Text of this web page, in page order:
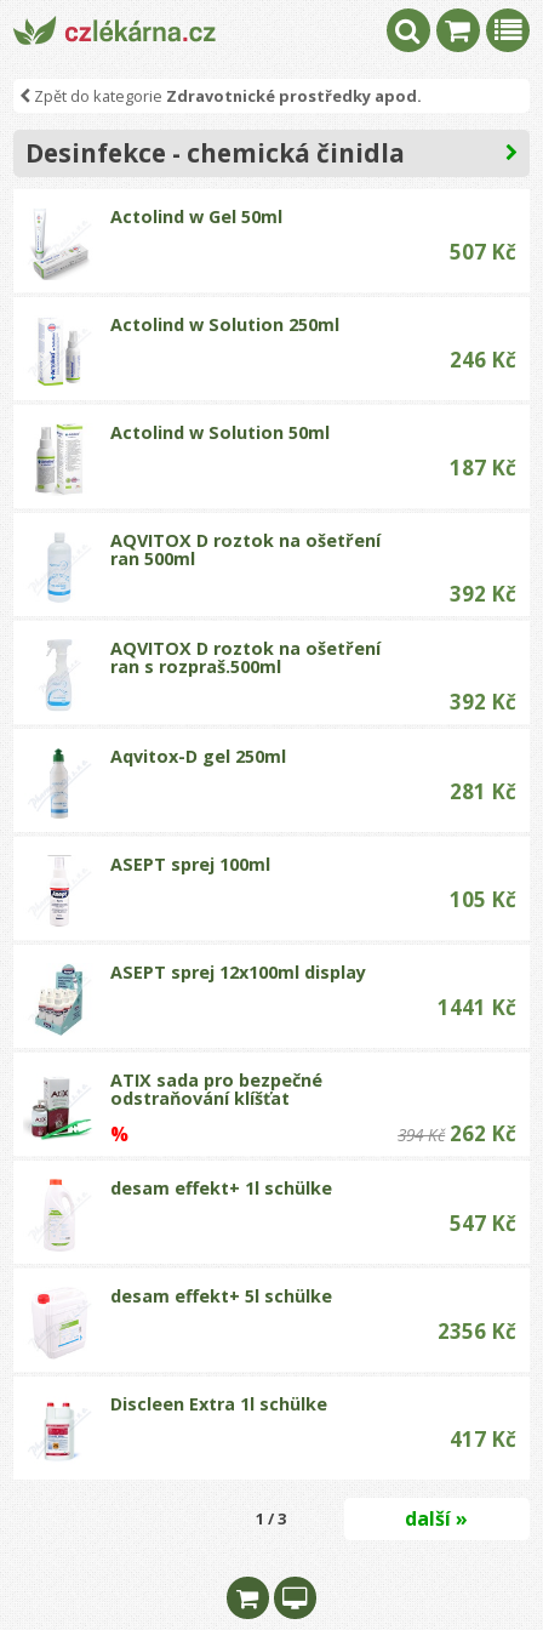
Zpět do kategorie Zdravotnické prostředky apod.
Desinfekce - chemická činidla
Actolind w Gel 50ml
507 Kč
Actolind w Solution 250ml
246 Kč
Actolind w Solution 50ml
187 Kč
AQVITOX D roztok na ošetření
ran 500ml
392 Kč
AQVITOX D roztok na ošetření
ran s rozpraš.500ml
392 Kč
Aqvitox-D gel 250ml
281 Kč
ASEPT sprej 100ml
105 Kč
ASEPT sprej 12x100ml display
1441 Kč
ATIX sada pro bezpečné
odstraňování klíšťat
% 394 Kč262 Kč
desam effekt+ 1l schülke
547 Kč
desam effekt+ 5l schülke
2356 Kč
Discleen Extra 1l schülke
417 Kč
1 / 3 další »